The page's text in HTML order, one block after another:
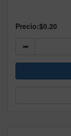
Precio:$0.20